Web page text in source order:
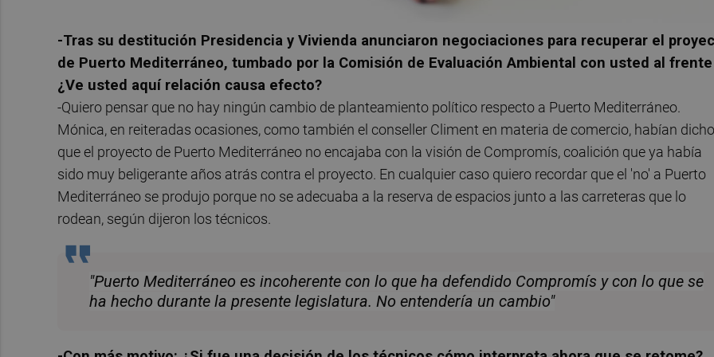
-Tras su destitución Presidencia y Vivienda anunciaron negociaciones para recuperar el
de Puerto Mediterráneo, tumbado por la Comisión de Evaluación Ambiental con usted al frente
¿Ve usted aquí relación causa efecto?
-Quiero pensar que no hay ningún cambio de planteamiento político respecto a Puerto Mediterráneo.
Mónica, en reiteradas ocasiones, como también el conseller Climent en materia de comercio, habían dicho
que el proyecto de Puerto Mediterráneo no encajaba con la visión de Compromís, coalición que ya había
sido muy beligerante años atrás contra el proyecto. En cualquier caso quiero recordar que el 'no' a Puerto
Mediterráneo se produjo porque no se adecuaba a la reserva de espacios junto a las carreteras que lo
rodean, según dijeron los técnicos.
"Puerto Mediterráneo es incoherente con lo que ha defendido Compromís y con lo que se
ha hecho durante la presente legislatura. No entendería un cambio"